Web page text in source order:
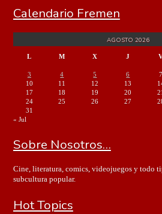
Calendario Fremen
AGOSTO 2026
L M X J
3
4 5 6 7
10
11 12 13
17
18 19 20 21
24
25 26 27
31
« Jul
Sobre Nosotros…
Cine, literatura, comics, videojuegos y todo
subcultura popular.
Hot Topics